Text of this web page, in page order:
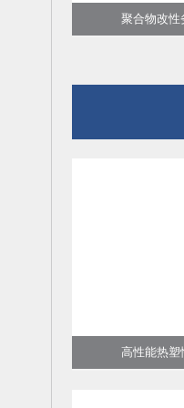
聚合物改性
高性能热塑